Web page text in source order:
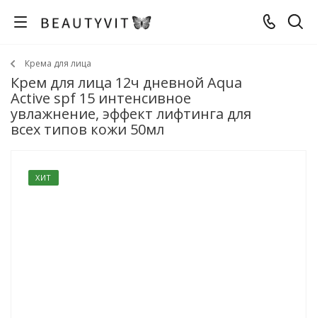
Крема для лица
Крем для лица 12ч дневной Aqua
Active spf 15 интенсивное
увлажнение, эффект лифтинга для
всех типов кожи 50мл
ХИТ